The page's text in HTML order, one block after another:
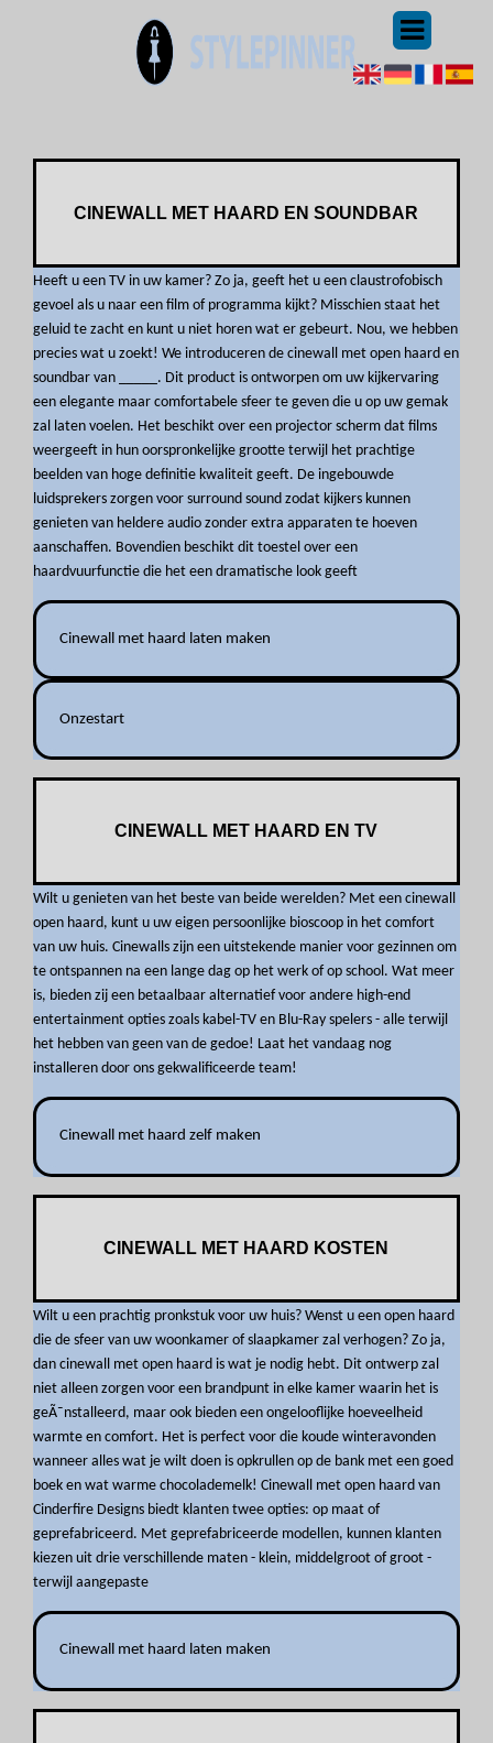
CINEWALL MET HAARD EN SOUNDBAR
Heeft u een TV in uw kamer? Zo ja, geeft het u een claustrofobisch
gevoel als u naar een film of programma kijkt? Misschien staat het
geluid te zacht en kunt u niet horen wat er gebeurt. Nou, we hebben
precies wat u zoekt! We introduceren de cinewall met open haard en
soundbar van _____. Dit product is ontworpen om uw kijkervaring
een elegante maar comfortabele sfeer te geven die u op uw gemak
zal laten voelen. Het beschikt over een projector scherm dat films
weergeeft in hun oorspronkelijke grootte terwijl het prachtige
beelden van hoge definitie kwaliteit geeft. De ingebouwde
luidsprekers zorgen voor surround sound zodat kijkers kunnen
genieten van heldere audio zonder extra apparaten te hoeven
aanschaffen. Bovendien beschikt dit toestel over een
haardvuurfunctie die het een dramatische look geeft
Cinewall met haard laten maken
Onzestart
CINEWALL MET HAARD EN TV
Wilt u genieten van het beste van beide werelden? Met een cinewall
open haard, kunt u uw eigen persoonlijke bioscoop in het comfort
van uw huis. Cinewalls zijn een uitstekende manier voor gezinnen om
te ontspannen na een lange dag op het werk of op school. Wat meer
is, bieden zij een betaalbaar alternatief voor andere high-end
entertainment opties zoals kabel-TV en Blu-Ray spelers - alle terwijl
het hebben van geen van de gedoe! Laat het vandaag nog
installeren door ons gekwalificeerde team!
Cinewall met haard zelf maken
CINEWALL MET HAARD KOSTEN
Wilt u een prachtig pronkstuk voor uw huis? Wenst u een open haard
die de sfeer van uw woonkamer of slaapkamer zal verhogen? Zo ja,
dan cinewall met open haard is wat je nodig hebt. Dit ontwerp zal
niet alleen zorgen voor een brandpunt in elke kamer waarin het is
geÃ¯nstalleerd, maar ook bieden een ongelooflijke hoeveelheid
warmte en comfort. Het is perfect voor die koude winteravonden
wanneer alles wat je wilt doen is opkrullen op de bank met een goed
boek en wat warme chocolademelk! Cinewall met open haard van
Cinderfire Designs biedt klanten twee opties: op maat of
geprefabriceerd. Met geprefabriceerde modellen, kunnen klanten
kiezen uit drie verschillende maten - klein, middelgroot of groot -
terwijl aangepaste
Cinewall met haard laten maken